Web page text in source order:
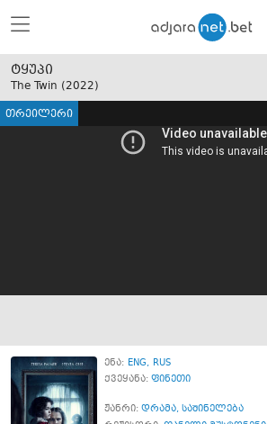
ტყუპი
The Twin (2022)
თრეილერი
ენა: ENG RUS
ქვეყანა: ფინეთი
ჟანრი: დრამა, საშინელება